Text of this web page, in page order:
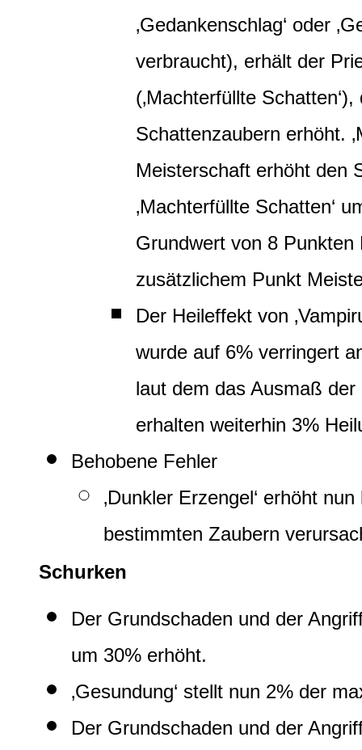
‚Gedankenschlag‘ oder
verbraucht), erhält der
(‚Machterfüllte
Schattenzaubern erhöht.
Meisterschaft erhöht den
‚Machterfüllte Schatten‘
Grundwert von 8
zusätzlichem Punkt
Der Heileffekt von
wurde auf 6% verringert
laut dem das Ausmaß
erhalten weiterhin 3%
Behobene Fehler
‚Dunkler Erzengel‘ erhöht
bestimmten Zaubern
Schurken
Der Grundschaden und der
um 30% erhöht.
‚Gesundung‘ stellt nun 2% der
Der Grundschaden und der